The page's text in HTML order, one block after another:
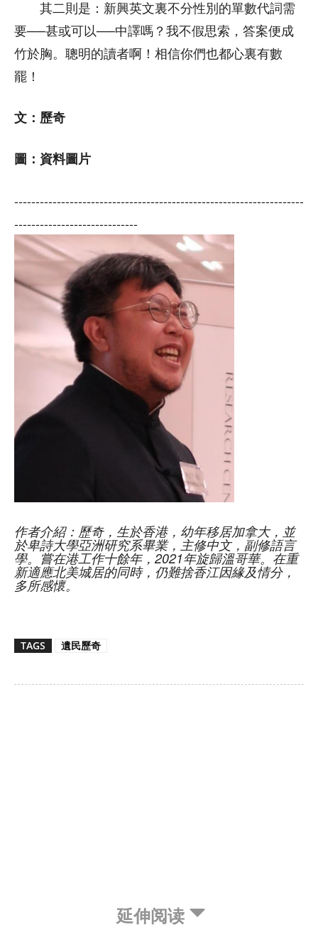
其二則是：新興英文裏不分性別的單數代詞需
要──甚或可以──中譯嗎？我不假思索，答案便成
竹於胸。聰明的讀者啊！相信你們也都心裏有數
罷！
文： 歷奇
圖：資料圖片
--------------------------------------------------------------------
-----------------------------
作者介紹：歷奇，生於香港，幼年移居加拿大，並
於卑詩大學亞洲研究系畢業， 主修中文，副修語言
學。嘗在港工作十餘年，2021年旋歸溫哥華。在重
新適應北美城居的同時， 仍難捨香江因緣及情分，
多所感懷。
TAGS 遺民歷奇
延伸阅读